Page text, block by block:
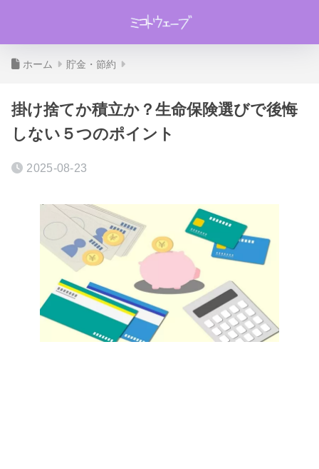
ホーム 貯金・節約
掛け捨てか積立か？生命保険選びで後悔
しない５つのポイント
2025-08-23